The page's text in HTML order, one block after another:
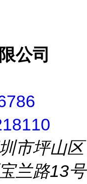
公司
市坪山区
兰路13号